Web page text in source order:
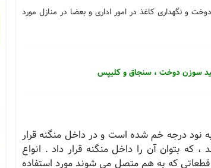
و نگهداری کاغذ در امور اداری و بعضا در منازل مورد
سوزن دوخت ، سنجاق و كلیپس
نود درجه خم شده است و در داخل منگنه قرار
می شوند ، كه بتوان آن را داخل منگنه قرار داد . انواع
كه به هم متصل می شوند مورد استفاده